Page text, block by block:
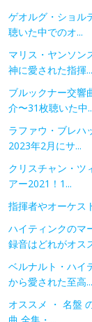
ゲオルグ・ショ
聴いた中でのオ...
マリス・ヤンソン
神に愛された指揮...
ブルックナー交響
介〜31枚聴いた中
ラファウ・ブレハ
2023年2月にサ...
クリスチャン・ツ
アー2021！1...
指揮者やオーケス
ハイティンクのマ
録音はどれがオス
ベルナルト・ハイ
から愛された至高...
オススメ ・ 名盤